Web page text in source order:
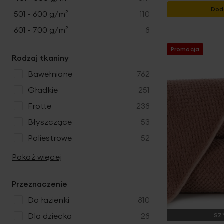
Promocja
501 - 600 g/m²
110
produkty
601 - 700 g/m²
8
produkty
Rodzaj tkaniny
bawełniane
762
produkty
gładkie
251
produkty
frotte
238
produkty
błyszczące
53
produkty
poliestrowe
52
produkty
Pokaż więcej
Przeznaczenie
do łazienki
810
produkty
dla dziecka
28
produkty